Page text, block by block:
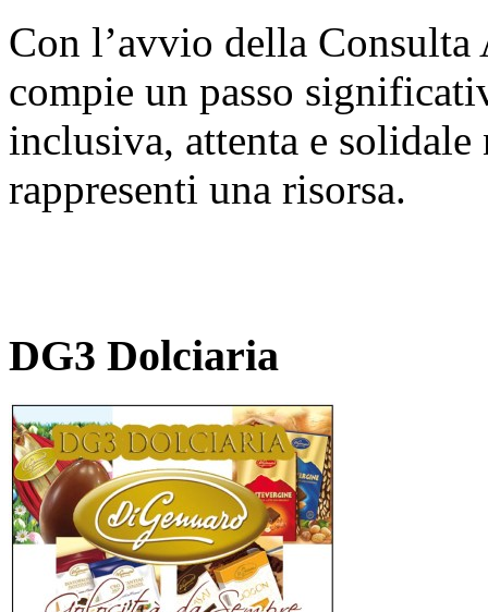
Con l’avvio della
compie un passo
inclusiva, attenta e solidale
rappresenti una risorsa.
DG3 Dolciaria